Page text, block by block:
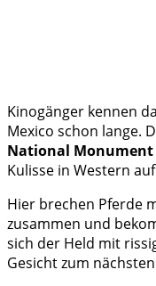
Kinogänger kennen
Mexico schon lange.
National Monument
Kulisse in Western
Hier brechen Pferde
zusammen und
sich der Held mit
Gesicht zum